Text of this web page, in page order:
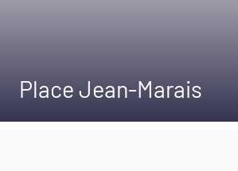
Place Jean-Marais